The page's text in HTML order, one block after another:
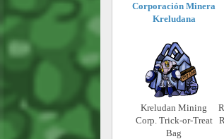
Corporación Minera
Kreludana
Kreludan Mining
Corp. Trick-or-Treat
Bag